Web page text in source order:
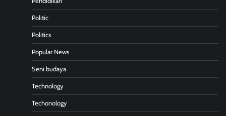
Politic
Politics
Popular News
Seni budaya
Technology
Techonology